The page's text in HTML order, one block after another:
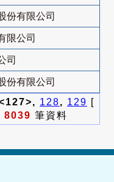
份有限公司
限公司
司
份有限公司
128, 129 [
8039 筆資料